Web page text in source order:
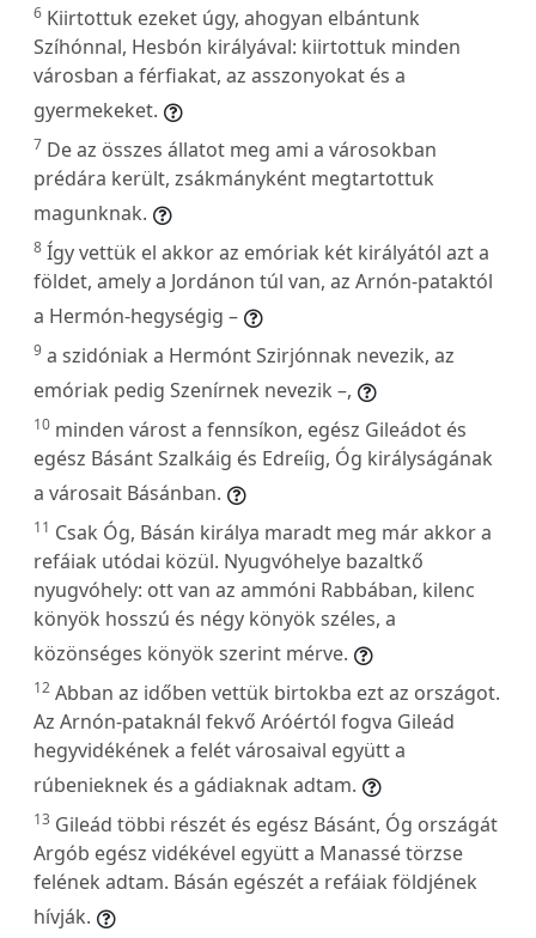
6 Kiirtottuk ezeket úgy, ahogyan elbántunk
Szíhónnal, Hesbón királyával: kiirtottuk minden
városban a férfiakat, az asszonyokat és a
gyermekeket.
7 De az összes állatot meg ami a városokban
prédára került, zsákmányként megtartottuk
magunknak.
8 Így vettük el akkor az emóriak két királyától azt a
földet, amely a Jordánon túl van, az Arnón-pataktól
a Hermón-hegységig –
9 a szidóniak a Hermónt Szirjónnak nevezik, az
emóriak pedig Szenírnek nevezik –,
10 minden várost a fennsíkon, egész Gileádot és
egész Básánt Szalkáig és Edreíig, Óg királyságának
a városait Básánban.
11 Csak Óg, Básán királya maradt meg már akkor a
refáiak utódai közül. Nyugvóhelye bazaltkő
nyugvóhely: ott van az ammóni Rabbában, kilenc
könyök hosszú és négy könyök széles, a
közönséges könyök szerint mérve.
12 Abban az időben vettük birtokba ezt az országot.
Az Arnón-pataknál fekvő Aróértól fogva Gileád
hegyvidékének a felét városaival együtt a
rúbenieknek és a gádiaknak adtam.
13 Gileád többi részét és egész Básánt, Óg országát
Argób egész vidékével együtt a Manassé törzse
felének adtam. Básán egészét a refáiak földjének
hívják.